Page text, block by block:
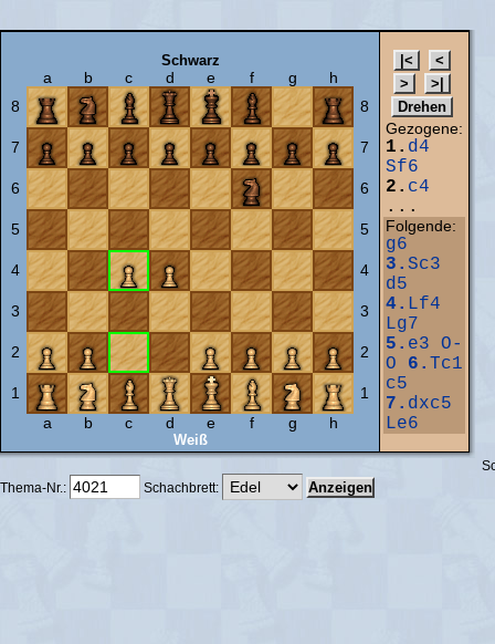
Schwarz
a b c d e f g
h
8
8
7 7
6 6
5 5
4 4
3 3
2 2
1
1
a
b c d e f g h
Weiß
Gezogene:
1. d4
Sf6
2. c4
...
Folgende:
g6
3. Sc3
d5
4. Lf4
Lg7
5. e3
O-
O
6. Tc1
c5
7. dxc5
Le6
Thema-Nr.:
Schachbrett: